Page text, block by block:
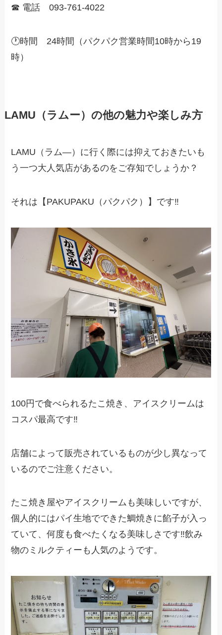
☎ 電話 093-761-4022
🕐時間 24時間（パクパク営業時間10時から19
時）
LAMU（ラムー）の他の魅力や楽しみ方
LAMU（ラム―）に行く際には抑えておきたいも
う一つ大人気店があるのをご存知でしょうか？
それは【PAKUPAKU（パクパク）】です‼
100円で食べられるたこ焼き、アイスクリームは
コスパ最高です‼
店舗によって販売されているものが少し異なって
いるのでご注意ください。
たこ焼き屋やアイスクリームも美味しいですが、
個人的にはパイ生地でできた鯛焼きに餡子が入っ
ていて、何度も食べたくなる美味しさです‼飲み
物のミルクティーも人気のようです。